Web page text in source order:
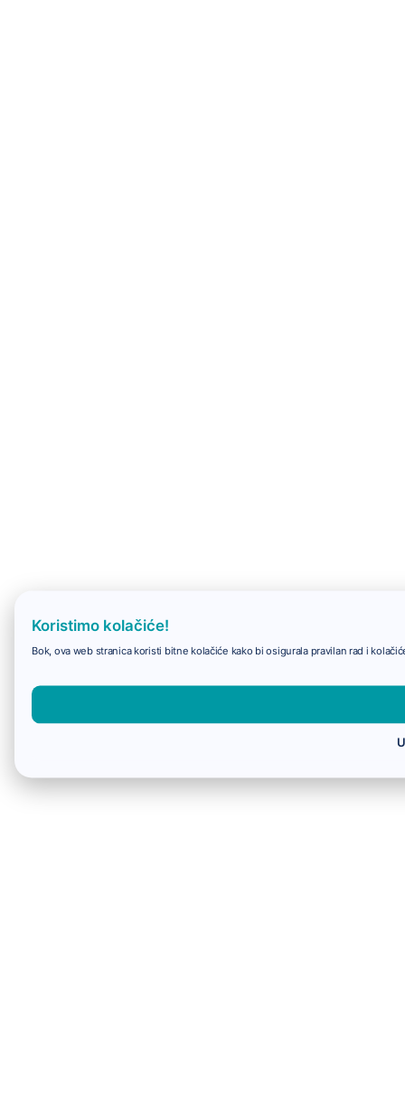
Koristimo kolačiće!
Bok, ova web stranica koristi bitne kolačiće kako bi osigurala pravilan rad i